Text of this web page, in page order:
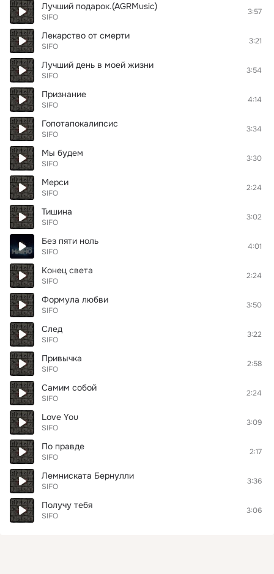
Лучший подарок.(AGRMusic)
SIFO
3:57
Лекарство от смерти
SIFO
3:21
Лучший день в моей жизни
SIFO
3:54
Признание
SIFO
4:14
Гопотапокалипсис
SIFO
3:34
Мы будем
SIFO
3:30
Мерси
SIFO
2:24
Тишина
SIFO
3:02
Без пяти ноль
SIFO
4:01
Конец света
SIFO
2:24
Формула любви
SIFO
3:50
След
SIFO
3:22
Привычка
SIFO
2:58
Самим собой
SIFO
2:24
Love You
SIFO
3:09
По правде
SIFO
2:17
Лемниската Бернулли
SIFO
3:36
Получу тебя
SIFO
3:06